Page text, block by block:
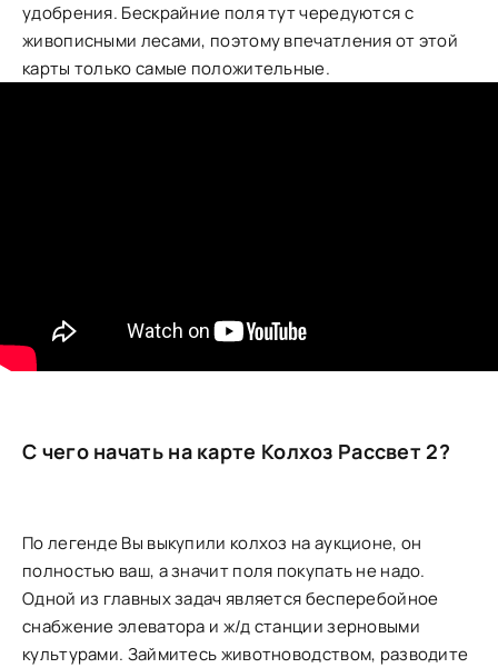
удобрения. Бескрайние поля тут чередуются с
живописными лесами, поэтому впечатления от этой
карты только самые положительные.
С чего начать на карте Колхоз Рассвет 2?
По легенде Вы выкупили колхоз на аукционе, он
полностью ваш, а значит поля покупать не надо.
Одной из главных задач является бесперебойное
снабжение элеватора и ж/д станции зерновыми
культурами. Займитесь животноводством, разводите